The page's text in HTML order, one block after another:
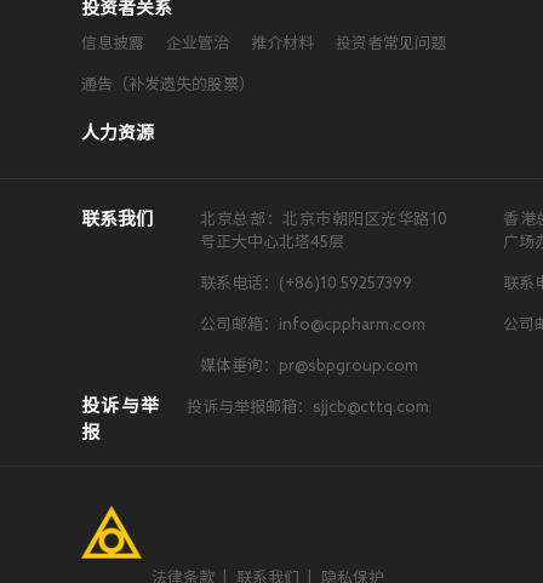
投资者关系
信息披露 企业管治 推介材料 投资者常见问题
通告（补发遗失的股票）
人力资源
联系我们
北京总部：北京市朝阳区光华路10
号正大中心北塔45层
联系电话：(+86)10 59257399
公司邮箱：info@cppharm.com
媒体垂询：pr@sbpgroup.com
香港
广场
联系
公司
投诉与举
报
投诉与举报邮箱：sjjcb@cttq.com
法律条款 联系我们 隐私保护